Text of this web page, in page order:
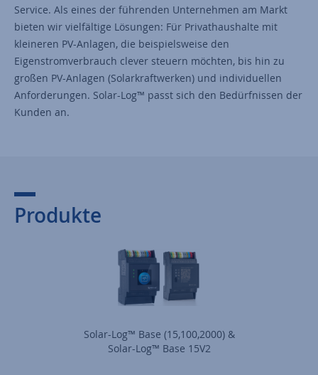
Service. Als eines der führenden Unternehmen am Markt
bieten wir vielfältige Lösungen: Für Privathaushalte mit
kleineren PV-Anlagen, die beispielsweise den
Eigenstromverbrauch clever steuern möchten, bis hin zu
großen PV-Anlagen (Solarkraftwerken) und individuellen
Anforderungen. Solar-Log™ passt sich den Bedürfnissen der
Kunden an.
Produkte
Solar-Log™ Base (15,100,2000) &
Solar-Log™ Base 15V2